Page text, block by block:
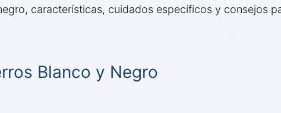
características, cuidados específicos y consejos
Blanco y Negro